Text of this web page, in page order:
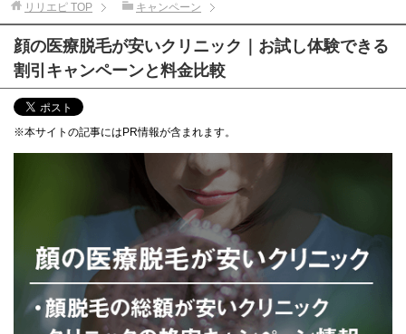
リリエピ TOP キャンペーン
顔の医療脱毛が安いクリニック｜お試し体験できる
割引キャンペーンと料金比較
※本サイトの記事にはPR情報が含まれます。